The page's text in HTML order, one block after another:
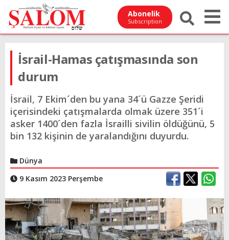
Abonelik
Subscription
İsrail-Hamas çatışmasında son
durum
İsrail, 7 Ekim´den bu yana 34´ü Gazze Şeridi
içerisindeki çatışmalarda olmak üzere 351´i
asker 1400´den fazla İsrailli sivilin öldüğünü, 5
bin 132 kişinin de yaralandığını duyurdu.
Dünya
9 Kasım 2023 Perşembe